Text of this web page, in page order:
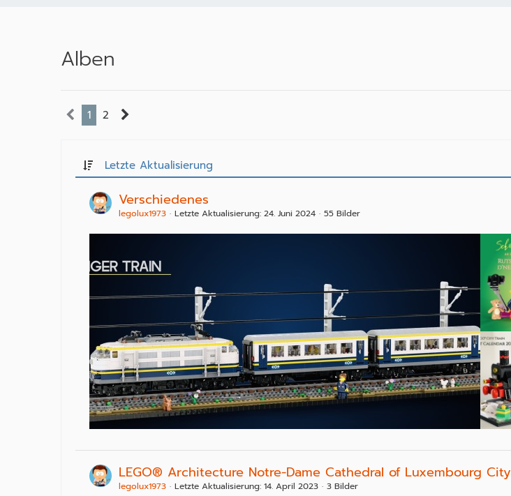
Alben
1 2
Letzte Aktualisierung
Verschiedenes
legolux1973 Letzte Aktualisierung:24. Juni 2024 55 Bilder
LEGO® Architecture Notre-Dame Cathedral of Luxembourg City
legolux1973 Letzte Aktualisierung:14. April 2023 3 Bilder